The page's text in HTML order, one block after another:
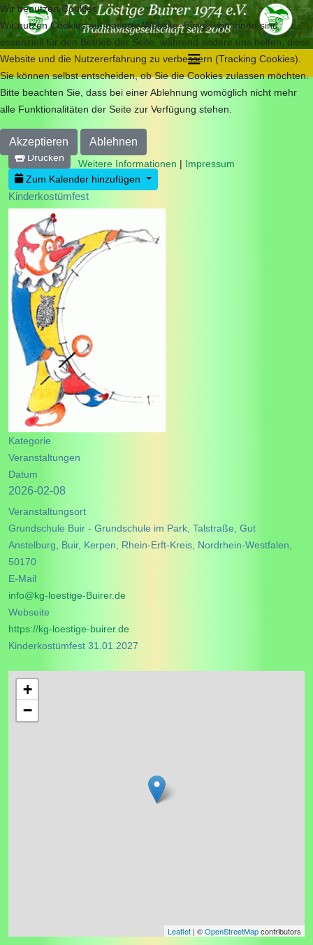
Drucken
Zum Kalender hinzufügen
Kinderkostümfest
Kategorie
Veranstaltungen
Datum
2026-02-08
Veranstaltungsort
Grundschule Buir - Grundschule im Park, Talstraße, Gut
Anstelburg, Buir, Kerpen, Rhein-Erft-Kreis, Nordrhein-Westfalen,
50170
E-Mail
info@kg-loestige-Buirer.de
Webseite
https://kg-loestige-buirer.de
Kinderkostümfest 31.01.2027
+
−
Leaflet | ©OpenStreetMapcontributors
Wir benutzen Cookies
Wir nutzen Cookies auf unserer Website. Einige von ihnen sind
essenziell für den Betrieb der Seite, während andere uns helfen, diese
Website und die Nutzererfahrung zu verbessern (Tracking Cookies).
Sie können selbst entscheiden, ob Sie die Cookies zulassen möchten.
Bitte beachten Sie, dass bei einer Ablehnung womöglich nicht mehr
alle Funktionalitäten der Seite zur Verfügung stehen.
Akzeptieren Ablehnen
Weitere Informationen | Impressum